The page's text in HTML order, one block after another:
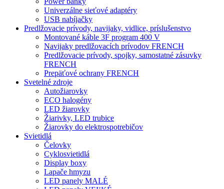
Univerzálne sieťové adaptéry
USB nabíjačky
Predlžovacie prívody, navijaky, vidlice, príslušenstvo
Montované káble 3F program 400 V
Navijaky predlžovacích prívodov FRENCH
Predlžovacie prívody, spojky, samostatné zásuvky
FRENCH
Prepäťové ochrany FRENCH
Svetelné zdroje
Autožiarovky
ECO halogény
LED žiarovky
Žiarivky, LED trubice
Žiarovky do elektrospotrebičov
Svietidlá
Čelovky
Cyklosvietidlá
Display boxy
Lapače hmyzu
LED panely MALÉ